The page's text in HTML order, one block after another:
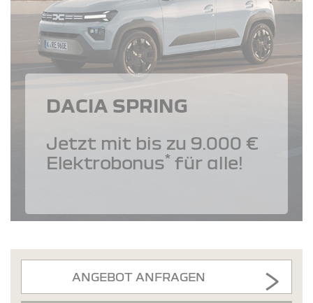
DACIA SPRING
Jetzt mit bis zu 9.000 €
Elektrobonus*für alle!
ANGEBOT ANFRAGEN